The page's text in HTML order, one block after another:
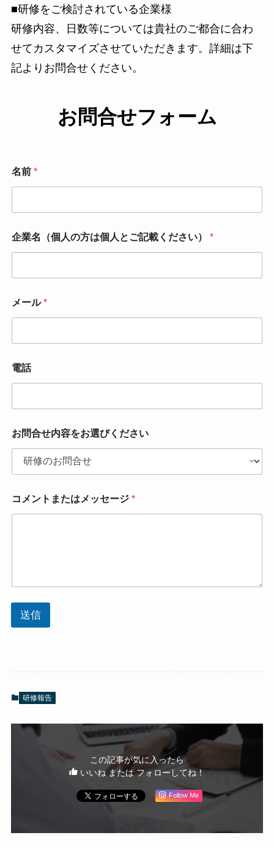
■研修をご検討されている企業様
研修内容、日数等については貴社のご都合に合わ
せてカスタマイズさせていただきます。詳細は下
記よりお問合せください。
お問合せフォーム
名前 *
企業名（個人の方は個人とご記載ください） *
メール*
電話
お問合せ内容をお選びください
コメントまたはメッセージ *
送信
研修報告
この記事が気に入ったら
いいね または フォローしてね！
Follow Me